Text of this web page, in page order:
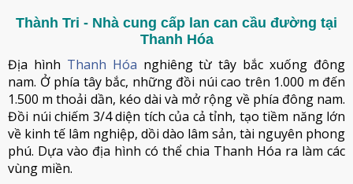
Thành Tri - Nhà cung cấp lan can cầu đường tại
Thanh Hóa
Địa hình Thanh Hóa nghiêng từ tây bắc xuống đông
nam. Ở phía tây bắc, những đồi núi cao trên 1.000 m đến
1.500 m thoải dần, kéo dài và mở rộng về phía đông nam.
Đồi núi chiếm 3/4 diện tích của cả tỉnh, tạo tiềm năng lớn
về kinh tế lâm nghiệp, dồi dào lâm sản, tài nguyên phong
phú. Dựa vào địa hình có thể chia Thanh Hóa ra làm các
vùng miền.